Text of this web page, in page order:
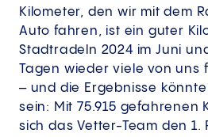
Kilometer, den wir mit dem
Auto fahren, ist ein guter
Stadtradeln 2024 im Juni
Tagen wieder viele von uns
– und die Ergebnisse
sein: Mit 75.915 gefahrenen
sich das Vetter-Team den 1.